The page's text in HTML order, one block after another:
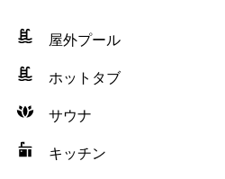
屋外プール
ホットタブ
サウナ
キッチン